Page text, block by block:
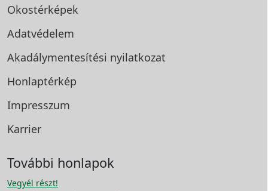
Okostérképek
Adatvédelem
Akadálymentesítési nyilatkozat
Honlaptérkép
Impresszum
Karrier
További honlapok
Vegyél részt!